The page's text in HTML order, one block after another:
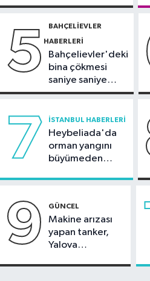
içinden
silahlı kavga
5 BAHÇELIEVLER
HABERLERI
Bahçelievler'deki
bina çökmesi
saniye saniye
görüntülendi
7 İSTANBUL HABERLERI
Heybeliada'da
orman yangını
büyümeden
9 GÜNCEL
Makine arızası
yapan tanker,
Yalova